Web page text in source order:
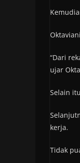
“Dari
ujar
Selain
kerja.
Tidak